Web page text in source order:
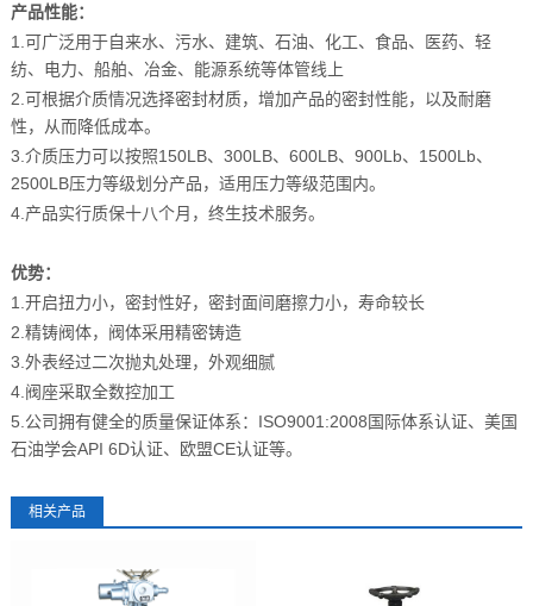
产品性能：
1.可广泛用于自来水、污水、建筑、石油、化工、食品、医药、轻
纺、电力、船舶、冶金、能源系统等体管线上
2.可根据介质情况选择密封材质，增加产品的密封性能，以及耐磨
性，从而降低成本。
3.介质压力可以按照150LB、300LB、600LB、900Lb、1500Lb、
2500LB压力等级划分产品，适用压力等级范围内。
4.产品实行质保十八个月，终生技术服务。
优势：
1.开启扭力小，密封性好，密封面间磨擦力小，寿命较长
2.精铸阀体，阀体采用精密铸造
3.外表经过二次抛丸处理，外观细腻
4.阀座采取全数控加工
5.公司拥有健全的质量保证体系：ISO9001:2008国际体系认证、美国
石油学会API 6D认证、欧盟CE认证等。
相关产品